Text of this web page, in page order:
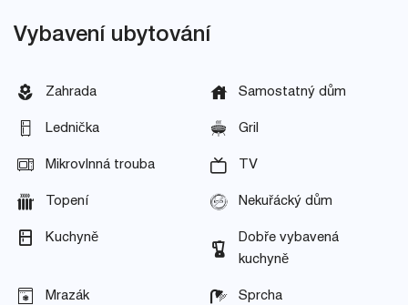
Vybavení ubytování
Zahrada Samostatný dům
Lednička Gril
Mikrovlnná trouba TV
Topení Nekuřácký dům
Kuchyně
Dobře vybavená
kuchyně
Mrazák Sprcha